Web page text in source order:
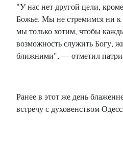
"У нас нет другой цели,
Божье. Мы не стремимся ни к
мы только хотим, чтобы
возможность служить Богу,
ближними", — отметил
Ранее в этот же день
встречу с духовенством